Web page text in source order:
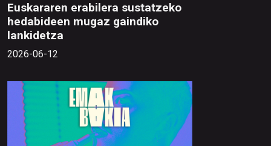
Euskararen erabilera sustatzeko
hedabideen mugaz gaindiko
lankidetza
2026-06-12